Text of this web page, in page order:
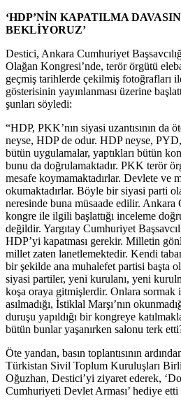
‘HDP’NİN KAPATILMA
BEKLİYORUZ’
Destici, Ankara Cumhuriyet
Olağan Kongresi’nde, terör örgütü
geçmiş tarihlerde çekilmiş fotoğrafları
gösterisinin yayınlanması üzerine
şunları söyledi:
“HDP, PKK’nın siyasi uzantısının da
neyse, HDP de odur. HDP neyse,
bütün uygulamalar, yaptıkları bütün
bunu da doğrulamaktadır. PKK terör
mesafe koymamaktadırlar. Devlete ve
okumaktadırlar. Böyle bir siyasi parti
neresinde buna müsaade edilir. Ankara
kongre ile ilgili başlattığı inceleme
değildir. Yargıtay Cumhuriyet
HDP’yi kapatması gerekir. Milletin
millet zaten lanetlemektedir. Kendi
bir şekilde ana muhalefet partisi başta
siyasi partiler, yeni kurulanı, yeni
koşa oraya gitmişlerdir. Onlara sormak
asılmadığı, İstiklal Marşı’nın
duruşu yapıldığı bir kongreye
bütün bunlar yaşanırken salonu terk
Öte yandan, basın toplantısının
Türkistan Sivil Toplum Kuruluşları
Oğuzhan, Destici’yi ziyaret ederek,
Cumhuriyeti Devlet Arması’ hediye etti